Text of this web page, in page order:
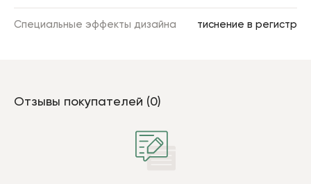
Специальные эффекты дизайна тиснение в регистр
Отзывы покупателей (0)